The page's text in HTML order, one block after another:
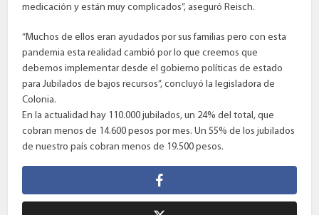
medicación y están muy complicados”, aseguró Reisch.
“Muchos de ellos eran ayudados por sus familias pero con esta
pandemia esta realidad cambió por lo que creemos que
debemos implementar desde el gobierno políticas de estado
para Jubilados de bajos recursos”, concluyó la legisladora de
Colonia.
En la actualidad hay 110.000 jubilados, un 24% del total, que
cobran menos de 14.600 pesos por mes. Un 55% de los jubilados
de nuestro país cobran menos de 19.500 pesos.